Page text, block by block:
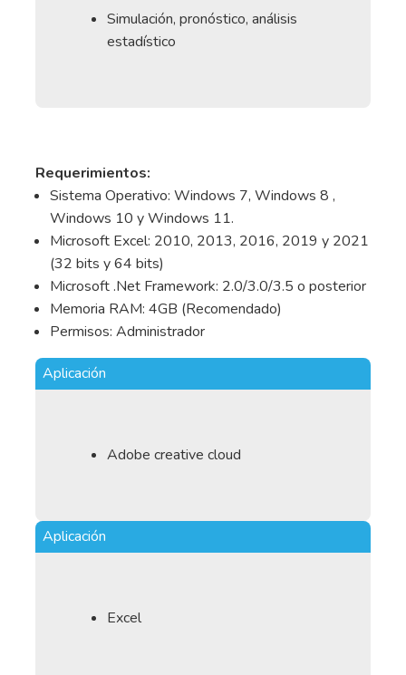
Simulación, pronóstico, análisis
estadístico
Requerimientos:
Sistema Operativo: Windows 7, Windows 8 ,
Windows 10 y Windows 11.
Microsoft Excel: 2010, 2013, 2016, 2019 y 2021
(32 bits y 64 bits)
Microsoft .Net Framework: 2.0/3.0/3.5 o posterior
Memoria RAM: 4GB (Recomendado)
Permisos: Administrador
Aplicación
Adobe creative cloud
Aplicación
Excel